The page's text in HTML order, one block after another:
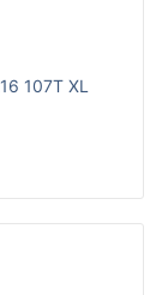
107T XL